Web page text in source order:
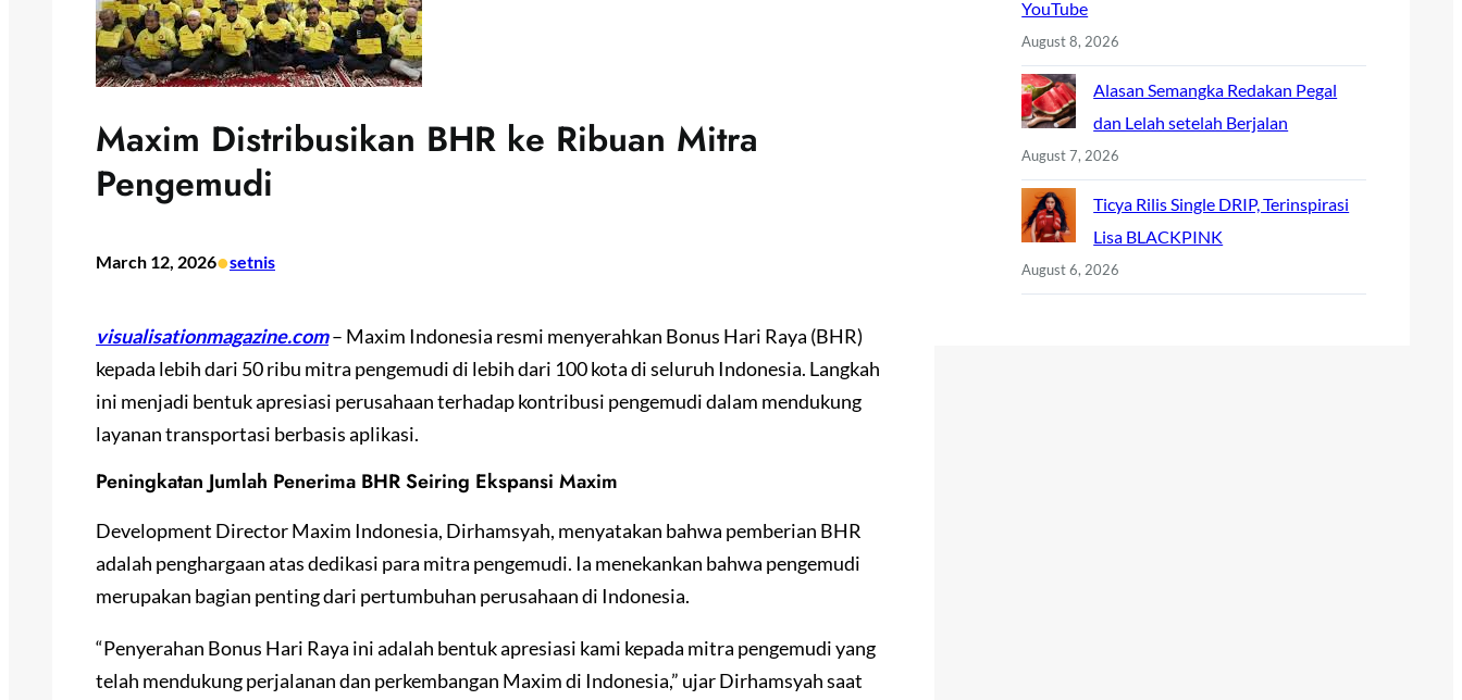
Maxim Distribusikan BHR ke Ribuan Mitra
Pengemudi
March 12, 2026•setnis
visualisationmagazine.com– Maxim Indonesia resmi menyerahkan Bonus Hari Raya (BHR)
kepada lebih dari 50 ribu mitra pengemudi di lebih dari 100 kota di seluruh Indonesia. Langkah
ini menjadi bentuk apresiasi perusahaan terhadap kontribusi pengemudi dalam mendukung
layanan transportasi berbasis aplikasi.
Peningkatan Jumlah Penerima BHR Seiring Ekspansi Maxim
Development Director Maxim Indonesia, Dirhamsyah, menyatakan bahwa pemberian BHR
adalah penghargaan atas dedikasi para mitra pengemudi. Ia menekankan bahwa pengemudi
merupakan bagian penting dari pertumbuhan perusahaan di Indonesia.
“Penyerahan Bonus Hari Raya ini adalah bentuk apresiasi kami kepada mitra pengemudi yang
telah mendukung perjalanan dan perkembangan Maxim di Indonesia,” ujar Dirhamsyah saat
YouTube
August 8, 2026
Alasan Semangka Redakan Pegal
dan Lelah setelah Berjalan
August 7, 2026
Ticya Rilis Single DRIP, Terinspirasi
Lisa BLACKPINK
August 6, 2026